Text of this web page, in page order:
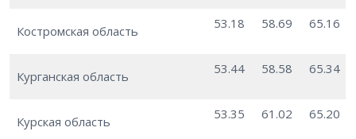
Костромская область 53.18 58.69 65.16
Курганская область 53.44 58.58 65.34
Курская область 53.35 61.02 65.20